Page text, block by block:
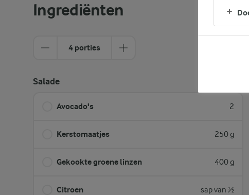
Ingrediënten
4 porties
Salade
Avocado's 2
Kerstomaatjes 250 g
Gekookte groene linzen 400 g
Citroen sap van ½